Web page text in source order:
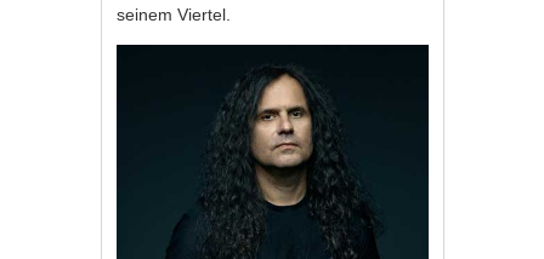
seinem Viertel.